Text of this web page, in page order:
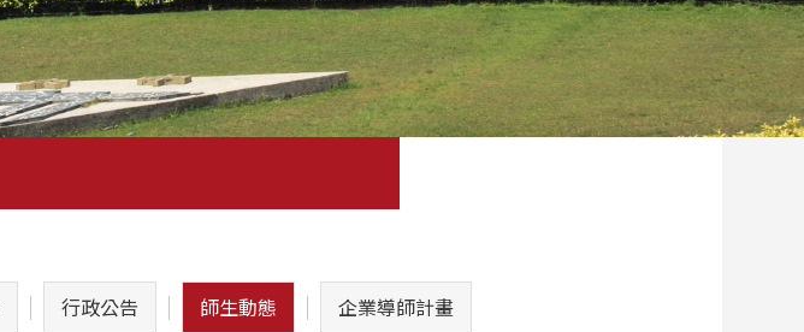
行政公告 師生動態 企業導師計畫